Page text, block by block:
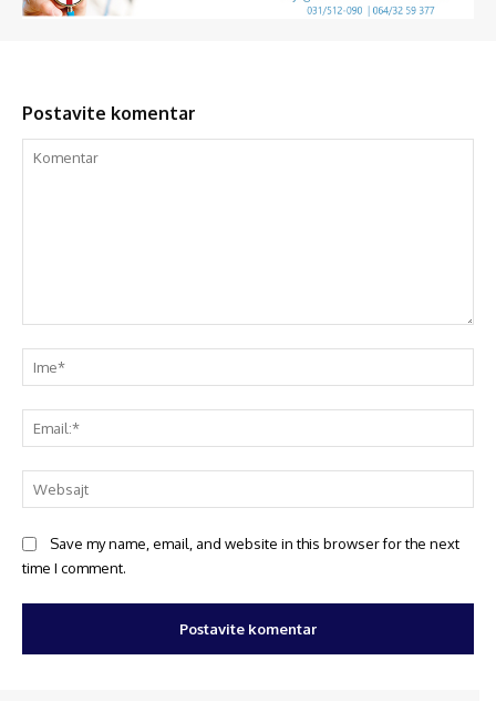
Postavite komentar
Save my name, email, and website in this browser for the next
time I comment.